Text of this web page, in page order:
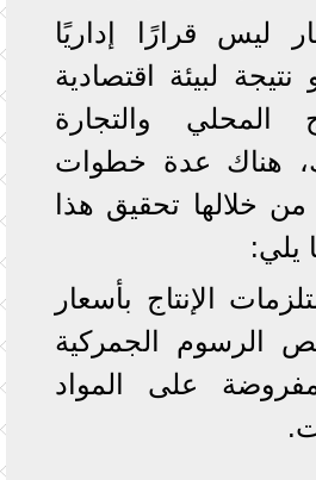
ليس قرارًا إداريًا
لبيئة اقتصادية
المحلي والتجارة
هناك عدة خطوات
خلالها تحقيق هذا
يلي:
الإنتاج بأسعار
الرسوم الجمركية
على المواد